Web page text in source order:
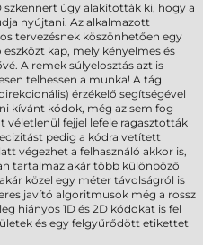
szkennert úgy alakították ki, hogy a
nyújtani. Az alkalmazott
tervezésnek köszönhetően egy
kap, mely kényelmes és
A remek súlyelosztás azt is
telhessen a munka! A tág
érzékelő segítségével
kívánt kódok, még az sem fog
fejjel lefele ragasztották
pedig a kódra vetített
végezhet a felhasználó akkor is,
tartalmaz akár több különböző
közel egy méter távolságról is
javító algoritmusok még a rossz
hiányos 1D és 2D kódokat is fel
és egy felgyűrődött etikettet